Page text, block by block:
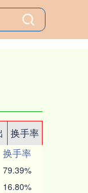
换手率
换手率
79.39%
16.80%